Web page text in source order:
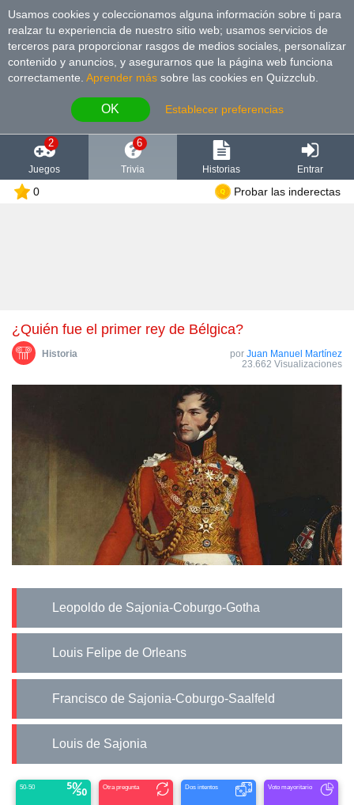
Usamos cookies y coleccionamos alguna información sobre ti para
realzar tu experiencia de nuestro sitio web; usamos servicios de
terceros para proporcionar rasgos de medios sociales, personalizar
contenido y anuncios, y asegurarnos que la página web funciona
correctamente. Aprender más sobre las cookies en Quizzclub.
OK Establecer preferencias
2
Juegos
6
Trivia Historias Entrar
0 Probar las inderectas
¿Quién fue el primer rey de Bélgica?
Historia por Juan Manuel Martínez
23.662 Visualizaciones
Leopoldo de Sajonia-Coburgo-Gotha
Louis Felipe de Orleans
Francisco de Sajonia-Coburgo-Saalfeld
Louis de Sajonia
50-50 Otra pregunta Dos intentos Voto mayoritario